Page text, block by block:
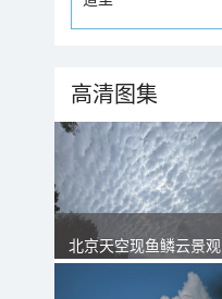
高清图集
北京天空现鱼鳞云景观